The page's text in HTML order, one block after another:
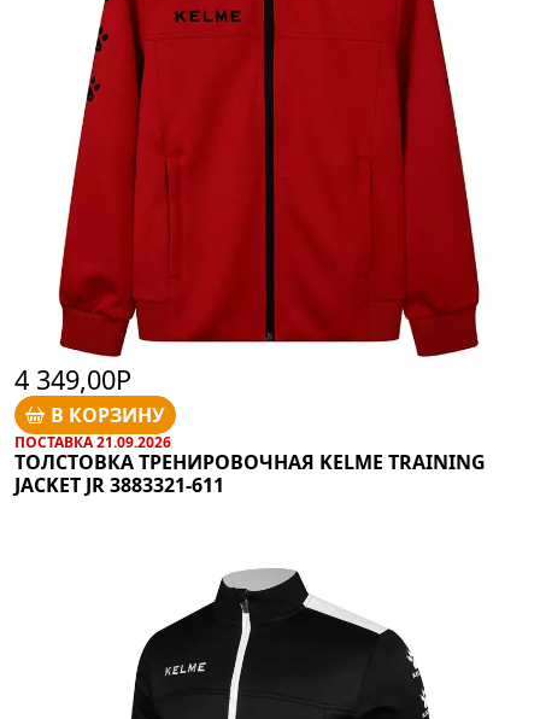
4 349,00Р
В КОРЗИНУ
ПОСТАВКА 21.09.2026
ТОЛСТОВКА ТРЕНИРОВОЧНАЯ KELME TRAINING
JACKET JR 3883321-611